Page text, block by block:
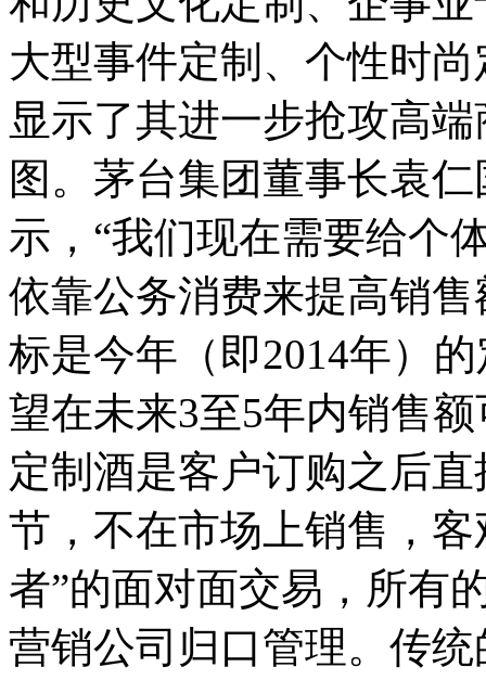
大型事件定制、个性时
显示了其进一步抢攻高
图。茅台集团董事长袁
示，“我们现在需要给个
依靠公务消费来提高销
标是今年（即2014年）
望在未来3至5年内销售
定制酒是客户订购之后
节，不在市场上销售，
者”的面对面交易，所有
营销公司归口管理。传